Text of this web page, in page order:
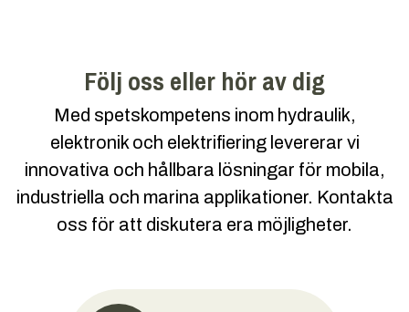
Följ oss eller hör av dig
Med spetskompetens inom hydraulik,
elektronik och elektrifiering levererar vi
innovativa och hållbara lösningar för mobila,
industriella och marina applikationer. Kontakta
oss för att diskutera era möjligheter.